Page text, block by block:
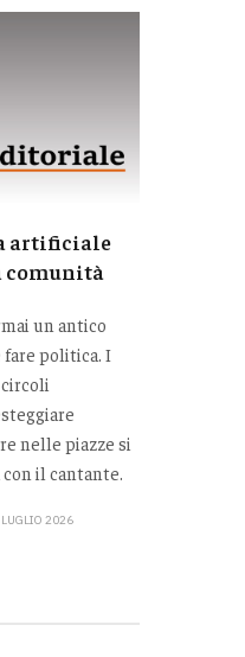
artificiale
comunità
un antico
politica. I
nelle piazze si
con il cantante.
2026